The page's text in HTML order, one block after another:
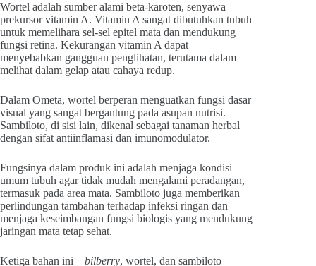
Wortel adalah sumber alami beta-karoten, senyawa
prekursor vitamin A. Vitamin A sangat dibutuhkan tubuh
untuk memelihara sel-sel epitel mata dan mendukung
fungsi retina. Kekurangan vitamin A dapat
menyebabkan gangguan penglihatan, terutama dalam
melihat dalam gelap atau cahaya redup.
Dalam Ometa, wortel berperan menguatkan fungsi dasar
visual yang sangat bergantung pada asupan nutrisi.
Sambiloto, di sisi lain, dikenal sebagai tanaman herbal
dengan sifat antiinflamasi dan imunomodulator.
Fungsinya dalam produk ini adalah menjaga kondisi
umum tubuh agar tidak mudah mengalami peradangan,
termasuk pada area mata. Sambiloto juga memberikan
perlindungan tambahan terhadap infeksi ringan dan
menjaga keseimbangan fungsi biologis yang mendukung
jaringan mata tetap sehat.
Ketiga bahan ini—bilberry, wortel, dan sambiloto—